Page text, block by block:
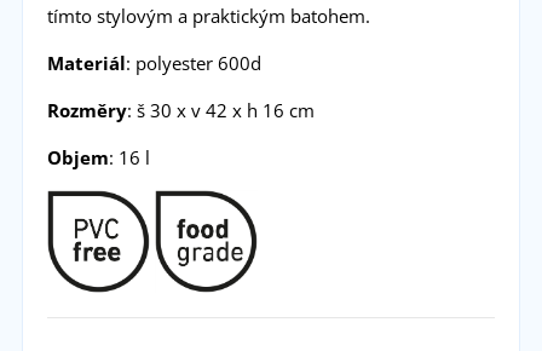
tímto stylovým a praktickým batohem.
Materiál: polyester 600d
Rozměry: š 30 x v 42 x h 16 cm
Objem: 16 l